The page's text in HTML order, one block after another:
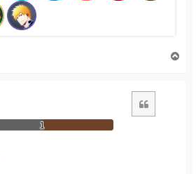
1